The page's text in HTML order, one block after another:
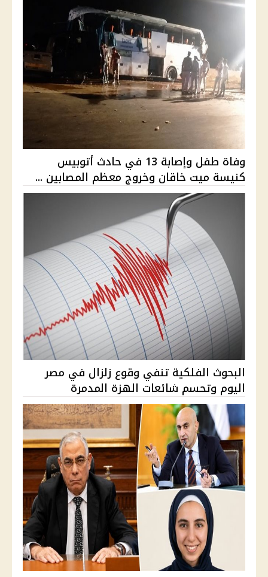
وفاة طفل وإصابة 13 في حادث أتوبيس
كنيسة ميت خاقان وخروج معظم المصابين ...
البحوث الفلكية تنفي وقوع زلزال في مصر
اليوم وتحسم شائعات الهزة المدمرة